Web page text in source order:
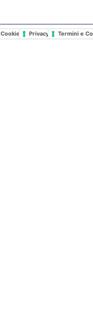
Cookie PolicyPrivacy PolicyTermini e